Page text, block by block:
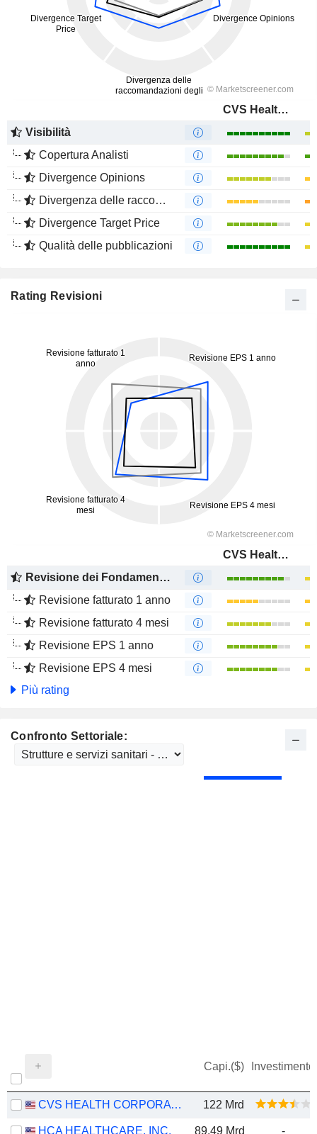
CVS Health Corporation
Visibilità
Copertura Analisti
Divergence Opinions
Divergenza delle raccomandazioni degli analisti
Divergence Target Price
Qualità delle pubblicazioni
Rating Revisioni
CVS Health Corporation
Revisione dei Fondamentali
Revisione fatturato 1 anno
Revisione fatturato 4 mesi
Revisione EPS 1 anno
Revisione EPS 4 mesi
Più rating
Confronto Settoriale:
Capi.($) Investimento
CVS HEALTH CORPORATION 122 Mrd
HCA HEALTHCARE, INC. 89,49 Mrd -